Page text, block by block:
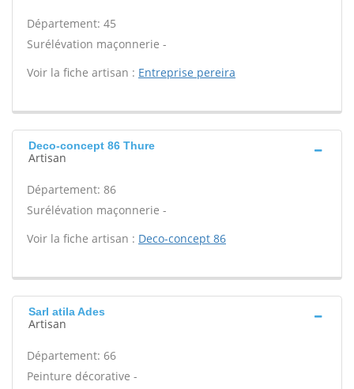
Département: 45
Surélévation maçonnerie -
Voir la fiche artisan : Entreprise pereira
Deco-concept 86 Thure
Artisan
Département: 86
Surélévation maçonnerie -
Voir la fiche artisan : Deco-concept 86
Sarl atila Ades
Artisan
Département: 66
Peinture décorative -